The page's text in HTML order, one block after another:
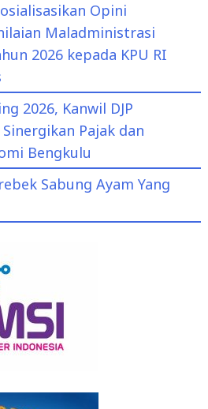
Opini
Maladministrasi
2026 kepada KPU RI
2026, Kanwil DJP
Pajak dan
Bengkulu
Sabung Ayam Yang